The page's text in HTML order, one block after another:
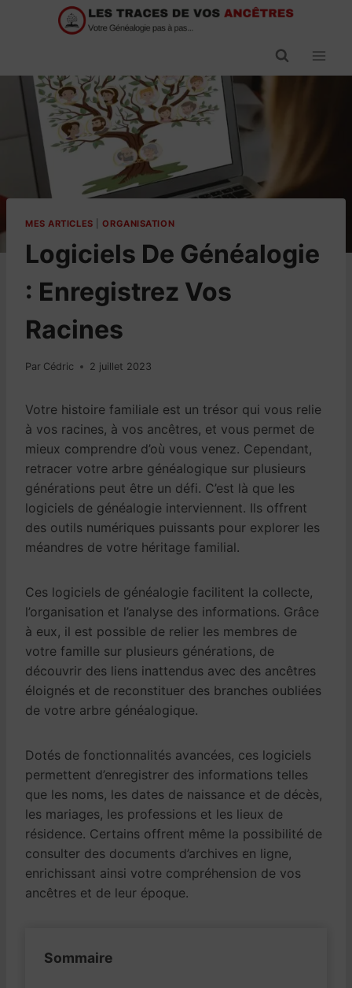
MES ARTICLES |ORGANISATION
Logiciels De Généalogie
: Enregistrez Vos
Racines
Par Cédric 2 juillet 2023
Votre histoire familiale est un trésor qui vous relie
à vos racines, à vos ancêtres, et vous permet de
mieux comprendre d’où vous venez. Cependant,
retracer votre arbre généalogique sur plusieurs
générations peut être un défi. C’est là que les
logiciels de généalogie interviennent. Ils offrent
des outils numériques puissants pour explorer les
méandres de votre héritage familial.
Ces logiciels de généalogie facilitent la collecte,
l’organisation et l’analyse des informations. Grâce
à eux, il est possible de relier les membres de
votre famille sur plusieurs générations, de
découvrir des liens inattendus avec des ancêtres
éloignés et de reconstituer des branches oubliées
de votre arbre généalogique.
Dotés de fonctionnalités avancées, ces logiciels
permettent d’enregistrer des informations telles
que les noms, les dates de naissance et de décès,
les mariages, les professions et les lieux de
résidence. Certains offrent même la possibilité de
consulter des documents d’archives en ligne,
enrichissant ainsi votre compréhension de vos
ancêtres et de leur époque.
Sommaire